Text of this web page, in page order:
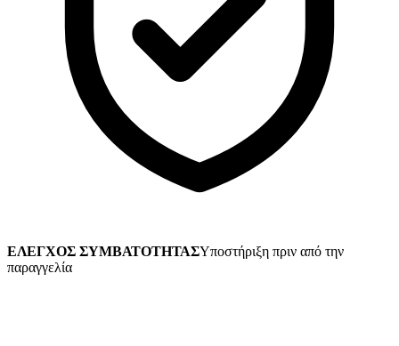
ΕΛΕΓΧΟΣ ΣΥΜΒΑΤΟΤΗΤΑΣΥποστήριξη πριν από την
παραγγελία